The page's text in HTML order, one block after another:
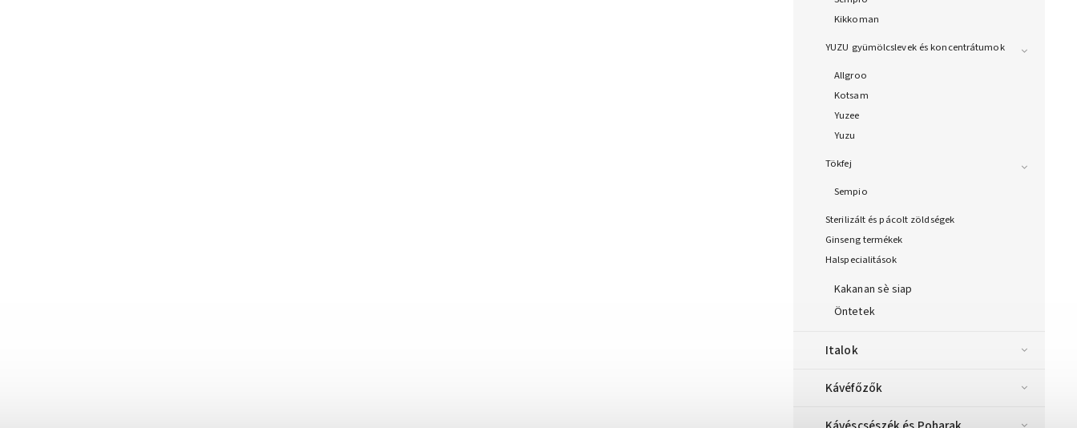
Kikkoman
YUZU gyümölcslevek és koncentrátumok
Allgroo
Kotsam
Yuzee
Yuzu
Tökfej
Sempio
Sterilizált és pácolt zöldségek
Ginseng termékek
Halspecialitások
Kakanan sè siap
Öntetek
Italok
Kávéfőzők